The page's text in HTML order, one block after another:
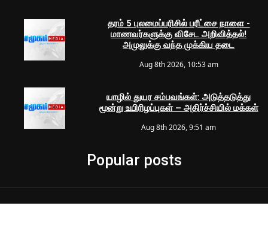
தரம் 5 புலமைப்பரிசில் பரீட்சை நாளை -
மாணவர்களுக்கு விசேட அறிவித்தல்!
அமுலுக்கு வந்த முக்கிய தடை
Aug 8th 2026, 10:53 am
யாழில் துயர சம்பவங்கள்: அடுத்தடுத்து
மூன்று உயிரிழப்புகள் – அதிர்ச்சியில் மக்கள்
Aug 8th 2026, 9:51 am
Popular posts